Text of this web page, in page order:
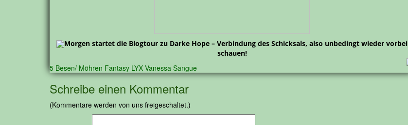
Morgen startet die Blogtour zu Darke Hope – Verbindung des Schicksals, also unbedingt wieder vorbei
schauen!
5 Besen/ Möhren Fantasy LYX Vanessa Sangue
Schreibe einen Kommentar
(Kommentare werden von uns freigeschaltet.)